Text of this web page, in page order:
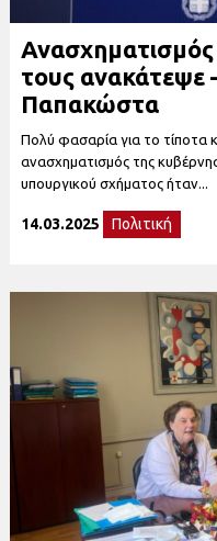
τους ανακάτεψε
Παπακώστα
Πολύ φασαρία για το τίποτα
ανασχηματισμός της
υπουργικού σχήματος ήταν...
14.03.2025 Πολιτική